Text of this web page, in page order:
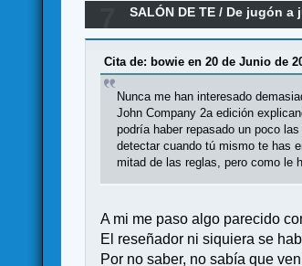
SALÓN DE TE / De jugón a
Cita de: bowie en 20 de Junio de
Nunca me han interesado
John Company 2a edición
podría haber repasado un poco
detectar cuando tú mismo te has
mitad de las reglas, pero como le
A mi me paso algo parecido
El reseñador ni siquiera se
Por no saber, no sabía que